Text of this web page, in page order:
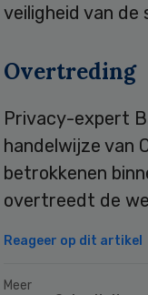
veiligheid van
Overtreding
Privacy-expert
handelwijze van
betrokkenen
overtreedt de
Reageer op dit artikel
Meer